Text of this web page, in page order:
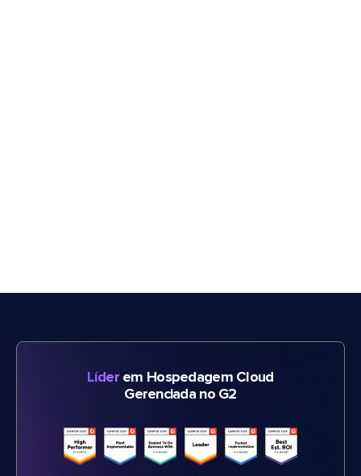
Líderem Hospedagem Cloud
Gerenciada no G2